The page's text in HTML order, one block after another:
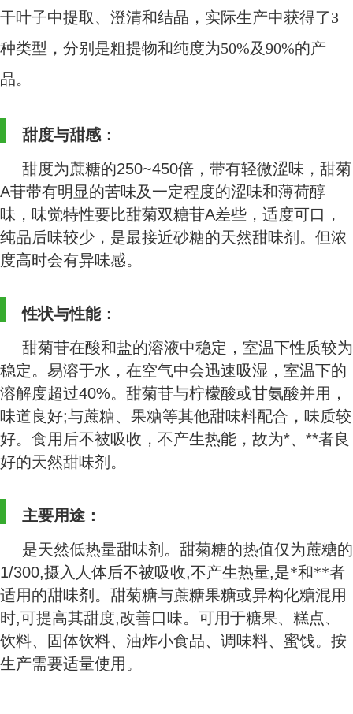
干叶子中提取、澄清和结晶，实际生产中获得了3
种类型，分别是粗提物和纯度为50%及90%的产
品。
甜度与甜感：
甜度为蔗糖的250~450倍，带有轻微涩味，甜菊
A苷带有明显的苦味及一定程度的涩味和薄荷醇
味，味觉特性要比甜菊双糖苷A差些，适度可口，
纯品后味较少，是最接近砂糖的天然甜味剂。但浓
度高时会有异味感。
性状与性能：
甜菊苷在酸和盐的溶液中稳定，室温下性质较为
稳定。易溶于水，在空气中会迅速吸湿，室温下的
溶解度超过40%。甜菊苷与柠檬酸或甘氨酸并用，
味道良好;与蔗糖、果糖等其他甜味料配合，味质较
好。食用后不被吸收，不产生热能，故为*、**者良
好的天然甜味剂。
主要用途：
是天然低热量甜味剂。甜菊糖的热值仅为蔗糖的
1/300,摄入人体后不被吸收,不产生热量,是*和**者
适用的甜味剂。甜菊糖与蔗糖果糖或异构化糖混用
时,可提高其甜度,改善口味。可用于糖果、糕点、
饮料、固体饮料、油炸小食品、调味料、蜜饯。按
生产需要适量使用。